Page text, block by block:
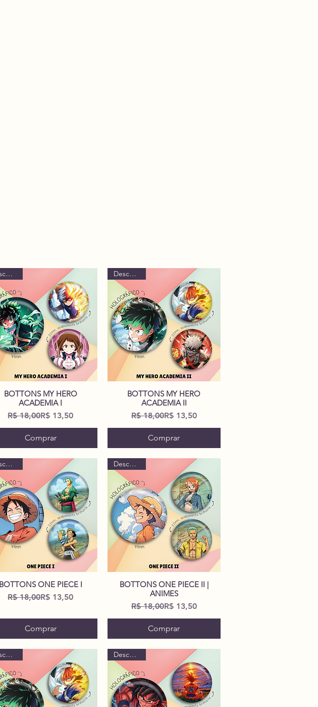
Visualização rápida
Descontão!
BOTTONS MY HERO
ACADEMIA I
Preço normal
R$ 18,00Preço promocional
R$ 13,50
Comprar
Visualização rápida
Descontão!
BOTTONS MY HERO
ACADEMIA II
Preço normal
R$ 18,00Preço promocional
R$ 13,50
Comprar
Visualização rápida
Descontão!
BOTTONS ONE PIECE I
Preço normal
R$ 18,00Preço promocional
R$ 13,50
Comprar
Visualização rápida
Descontão!
BOTTONS ONE PIECE II |
ANIMES
Preço normal
R$ 18,00Preço promocional
R$ 13,50
Comprar
Descontão! Descontão!